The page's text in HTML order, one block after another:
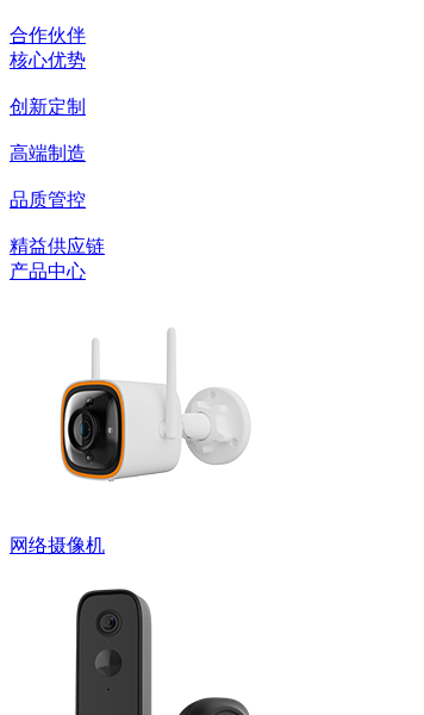
合作伙伴
核心优势
创新定制
高端制造
品质管控
精益供应链
产品中心
网络摄像机